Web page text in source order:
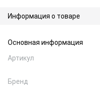
Информация о товаре
Основная информация
Артикул
Бренд